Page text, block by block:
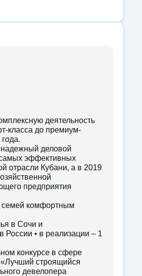
деятельность
класса до премиум-
деловой
самых эффективных
отрасли Кубани, а в 2019
предприятия
семей комфортным
в Сочи и
• в реализации – 1
конкурсе в сфере
«Лучший строящийся
девелопера